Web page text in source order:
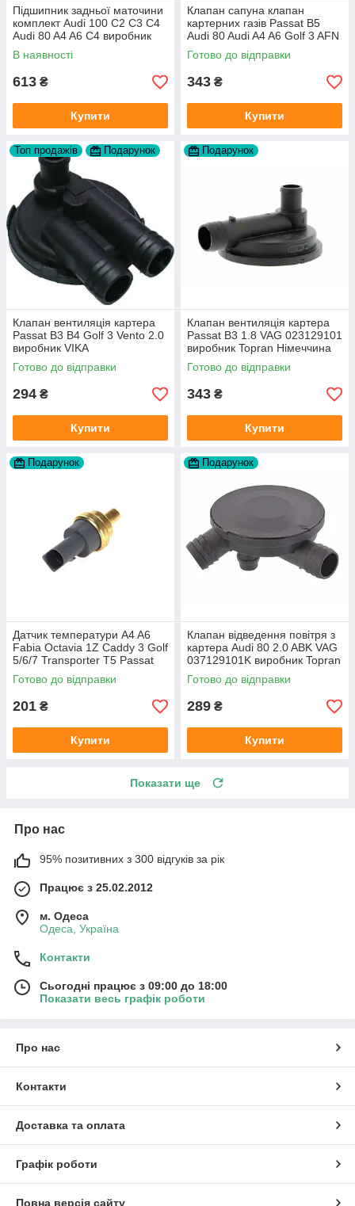
Підшипник задньої маточини
комплект Audi 100 C2 C3 C4
Audi 80 A4 A6 C4 виробник
FAG
В наявності
613 ₴
Купити
Клапан сапуна клапан
картерних газів Passat B5
Audi 80 Audi A4 A6 Golf 3 AFN
1Y AAZ 1Z AFF AEY AAZ AHB
AHU
Готово до відправки
343 ₴
Купити
Топ продажів Подарунок
Клапан вентиляція картера
Passat B3 B4 Golf 3 Vento 2.0
виробник VIKA
Готово до відправки
294 ₴
Купити
Подарунок
Клапан вентиляція картера
Passat B3 1.8 VAG 023129101
виробник Topran Німеччина
Готово до відправки
343 ₴
Купити
Подарунок
Датчик температури A4 A6
Fabia Octavia 1Z Caddy 3 Golf
5/6/7 Transporter T5 Passat
B6 (колір сірий)
Готово до відправки
201 ₴
Купити
Подарунок
Клапан відведення повітря з
картера Audi 80 2.0 ABK VAG
037129101K виробник Topran
Німеччина
Готово до відправки
289 ₴
Купити
Показати ще
Про нас
95% позитивних з 300 відгуків за рік
Працює з 25.02.2012
м. Одеса
Одеса, Україна
Контакти
Сьогодні працює з 09:00 до 18:00
Показати весь графік роботи
Про нас
Контакти
Доставка та оплата
Графік роботи
Повна версія сайту